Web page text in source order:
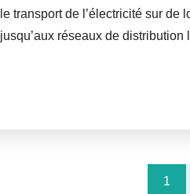
le transport de l’électricité sur
jusqu’aux réseaux de distribution
1